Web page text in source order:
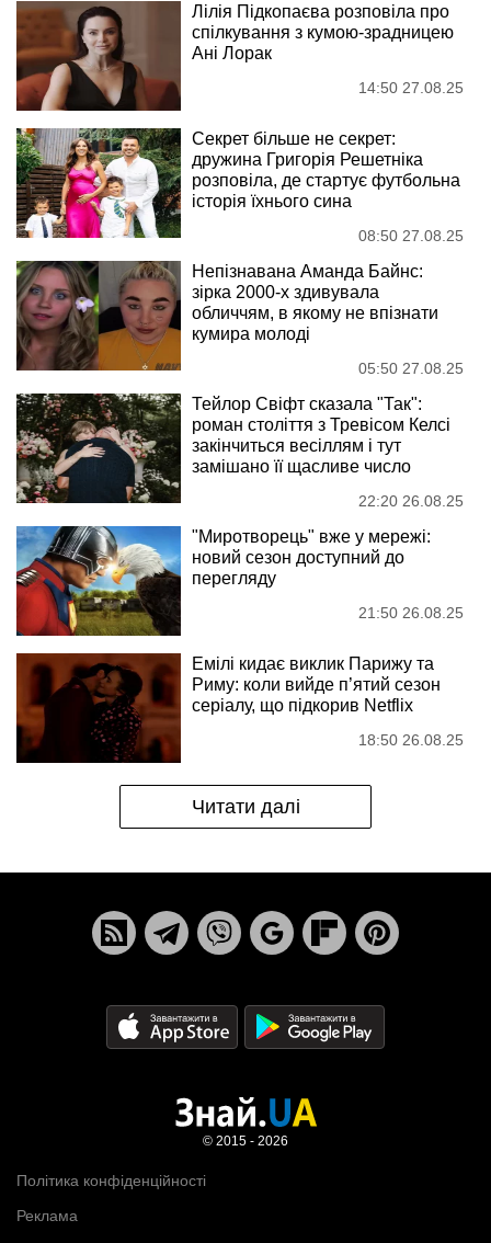
Лілія Підкопаєва розповіла про
спілкування з кумою-зрадницею
Ані Лорак
14:50 27.08.25
Секрет більше не секрет:
дружина Григорія Решетніка
розповіла, де стартує футбольна
історія їхнього сина
08:50 27.08.25
Непізнавана Аманда Байнс:
зірка 2000-х здивувала
обличчям, в якому не впізнати
кумира молоді
05:50 27.08.25
Тейлор Свіфт сказала "Так":
роман століття з Тревісом Келсі
закінчиться весіллям і тут
замішано її щасливе число
22:20 26.08.25
"Миротворець" вже у мережі:
новий сезон доступний до
перегляду
21:50 26.08.25
Емілі кидає виклик Парижу та
Риму: коли вийде п’ятий сезон
серіалу, що підкорив Netflix
18:50 26.08.25
Читати далі
Політика конфіденційності
Реклама
© 2015 - 2026